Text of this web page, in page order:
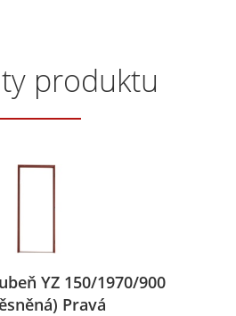
produktu
YZ 150/1970/900
Pravá